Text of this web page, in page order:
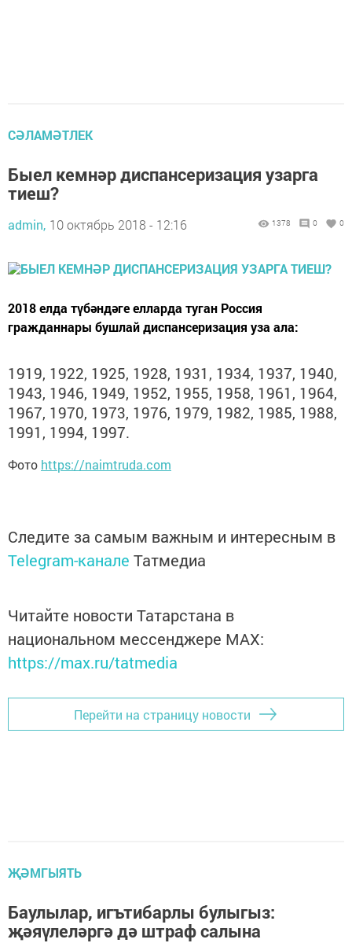
СӘЛАМӘТЛЕК
Быел кемнәр диспансеризация узарга
тиеш?
admin, 10 октябрь 2018 - 12:16 1378 0 0
2018 елда түбәндәге елларда туган Россия
гражданнары бушлай диспансеризация уза ала:
1919, 1922, 1925, 1928, 1931, 1934, 1937, 1940,
1943, 1946, 1949, 1952, 1955, 1958, 1961, 1964,
1967, 1970, 1973, 1976, 1979, 1982, 1985, 1988,
1991, 1994, 1997.
Фото https://naimtruda.com
Следите за самым важным и интересным в
Telegram-канале Татмедиа
Читайте новости Татарстана в
национальном мессенджере MАХ:
https://max.ru/tatmedia
Перейти на страницу новости
ҖӘМГЫЯТЬ
Баулылар, игътибарлы булыгыз:
җәяүлеләргә дә штраф салына